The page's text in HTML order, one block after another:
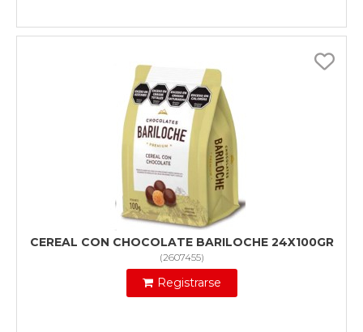
CEREAL CON CHOCOLATE BARILOCHE 24X100GR
(2607455)
Registrarse